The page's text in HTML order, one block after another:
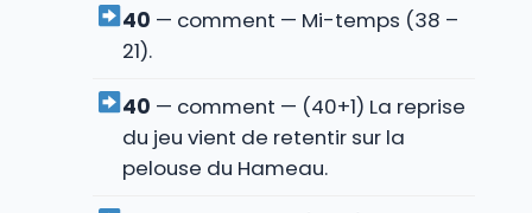
40 — comment — Mi-temps (38 –
21).
40 — comment — (40+1) La reprise
du jeu vient de retentir sur la
pelouse du Hameau.